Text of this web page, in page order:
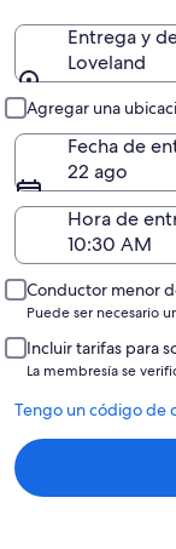
Entrega y
Loveland
Agregar una
Fecha de
22 ago
Hora de
Conductor menor
Puede ser necesario
Incluir tarifas para
La membresía se
Tengo un código de